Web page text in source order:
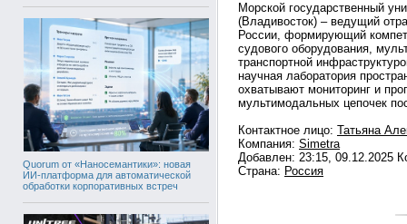
Quorum от «Наносемантики»: новая
ИИ-платформа для автоматической
обработки корпоративных встреч
Морской государственный
(Владивосток) – ведущий
России, формирующий
судового оборудования,
транспортной
научная лаборатория
охватывают мониторинг и
мультимодальных цепочек
Контактное лицо: Татьяна
Компания: Simetra
Добавлен: 23:15, 09.12.2025
Страна: Россия